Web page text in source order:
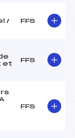
/
FFS
et
FFS
FFS